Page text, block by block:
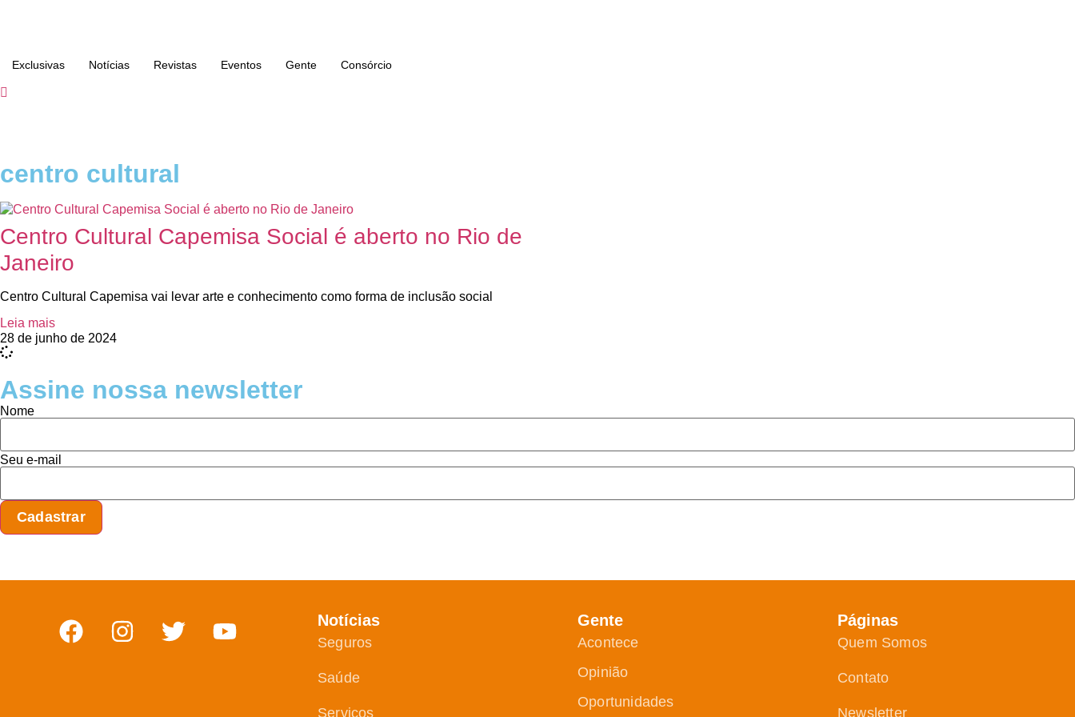
Exclusivas Notícias Revistas Eventos Gente Consórcio
centro cultural
Centro Cultural Capemisa Social é aberto no Rio de
Janeiro
Centro Cultural Capemisa vai levar arte e conhecimento como forma de inclusão social
Leia mais
28 de junho de 2024
Assine nossa newsletter
Nome
Seu e-mail
Notícias
Seguros
Saúde
Serviços
Gente
Acontece
Opinião
Oportunidades
Páginas
Quem Somos
Contato
Newsletter